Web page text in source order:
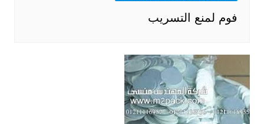
فوم لمنع التسريب